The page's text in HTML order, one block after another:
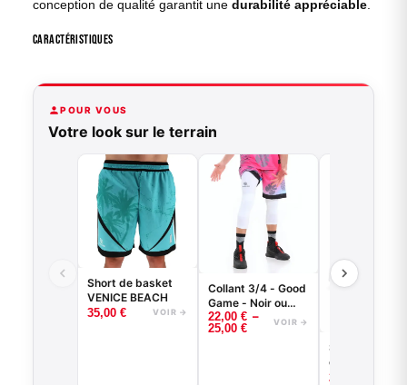
conception de qualité garantit une durabilité appréciable
Caractéristiques
POUR VOUS
Votre look sur le terrain
Short de basket
VENICE BEACH
35,00 € VOIR →
Collant 3/4 - Good
Game - Noir ou
Blanc -
BASKETBALL
22,00 € –
25,00 € VOIR →
Sous-short de
compression
25,00